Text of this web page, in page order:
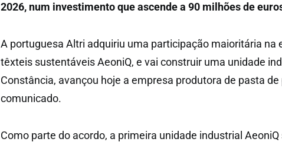
2026, num investimento que ascende a 90 milhões de
A portuguesa Altri adquiriu uma participação maioritária na
têxteis sustentáveis AeoniQ, e vai construir uma unidade
Constância, avançou hoje a empresa produtora de pasta de
comunicado.
Como parte do acordo, a primeira unidade industrial